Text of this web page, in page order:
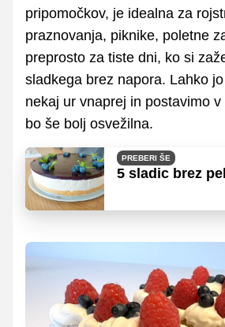
pripomočkov, je idealna za
praznovanja, piknike, poletne
preprosto za tiste dni, ko si
sladkega brez napora. Lahko
nekaj ur vnaprej in postavimo
bo še bolj osvežilna.
PREBERI ŠE
5 sladic brez